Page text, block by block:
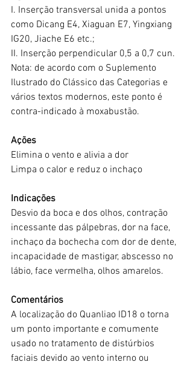
I. Inserção transversal unida a pontos
como Dicang E4, Xiaguan E7, Yingxiang
IG20, Jiache E6 etc.;
II. Inserção perpendicular 0,5 a 0,7 cun.
Nota: de acordo com o Suplemento
Ilustrado do Clássico das Categorias e
vários textos modernos, este ponto é
contra-indicado à moxabustão.
Ações
Elimina o vento e alivia a dor
Limpa o calor e reduz o inchaço
Indicações
Desvio da boca e dos olhos, contração
incessante das pálpebras, dor na face,
inchaço da bochecha com dor de dente,
incapacidade de mastigar, abscesso no
lábio, face vermelha, olhos amarelos.
Comentários
A localização do Quanliao ID18 o torna
um ponto importante e comumente
usado no tratamento de distúrbios
faciais devido ao vento interno ou